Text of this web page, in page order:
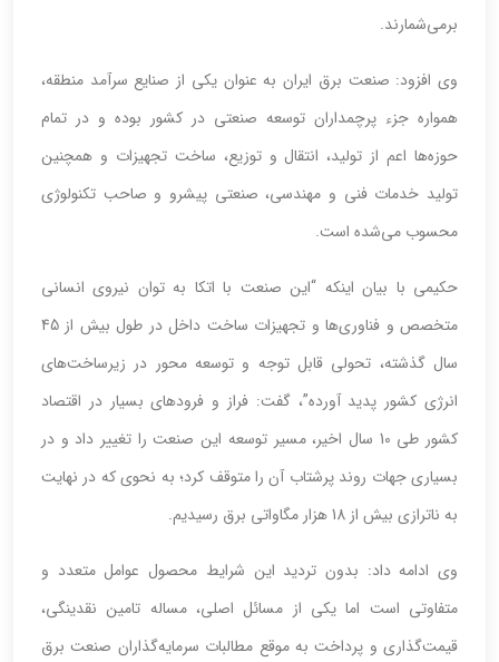
برمی‌شمارند.
وی افزود: صنعت برق ایران به عنوان یکی از صنایع سرآمد منطقه،
همواره جزء پرچمداران توسعه صنعتی در کشور بوده و در تمام
حوزه‌ها اعم از تولید، انتقال و توزیع، ساخت تجهیزات و همچنین
تولید خدمات فنی و مهندسی، صنعتی پیشرو و صاحب تکنولوژی
محسوب می‌شده است.
حکیمی با بیان اینکه “این صنعت با اتکا به توان نیروی انسانی
متخصص و فناوری‌ها و تجهیزات ساخت داخل در طول بیش از 45
سال گذشته، تحولی قابل توجه و توسعه محور در زیرساخت‌های
انرژی کشور پدید آورده”، گفت: فراز و فرودهای بسیار در اقتصاد
کشور طی 10 سال اخیر، مسیر توسعه این صنعت را تغییر داد و در
بسیاری جهات روند پرشتاب آن را متوقف کرد؛ به نحوی که در نهایت
به ناترازی بیش از 18 هزار مگاواتی برق رسیدیم.
وی ادامه داد: بدون تردید این شرایط محصول عوامل متعدد و
متفاوتی است اما یکی از مسائل اصلی، مساله تامین نقدینگی،
قیمت‌گذاری و پرداخت به موقع مطالبات سرمایه‌گذاران صنعت برق